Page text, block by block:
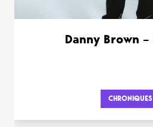
Danny Brown
CHRONIQUES